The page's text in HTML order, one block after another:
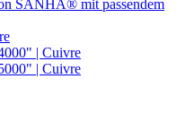
| Cuivre
| Cuivre